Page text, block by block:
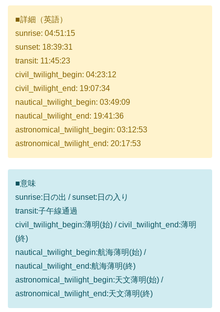
■詳細（英語）
sunrise: 04:51:15
sunset: 18:39:31
transit: 11:45:23
civil_twilight_begin: 04:23:12
civil_twilight_end: 19:07:34
nautical_twilight_begin: 03:49:09
nautical_twilight_end: 19:41:36
astronomical_twilight_begin: 03:12:53
astronomical_twilight_end: 20:17:53
■意味
sunrise:日の出 / sunset:日の入り
transit:子午線通過
civil_twilight_begin:薄明(始) / civil_twilight_end:薄明
(終)
nautical_twilight_begin:航海薄明(始) /
nautical_twilight_end:航海薄明(終)
astronomical_twilight_begin:天文薄明(始) /
astronomical_twilight_end:天文薄明(終)